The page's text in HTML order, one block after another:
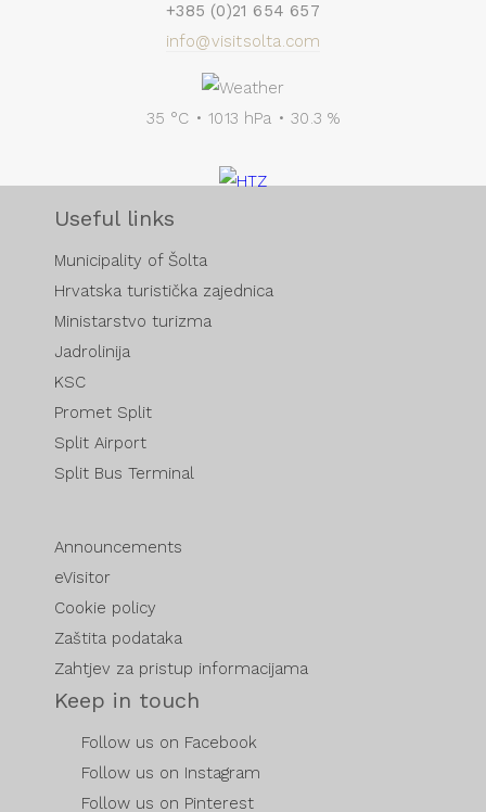
+385 (0)21 654 657
info@visitsolta.com
35 °C • 1013 hPa • 30.3 %
Useful links
Municipality of Šolta
Hrvatska turistička zajednica
Ministarstvo turizma
Jadrolinija
KSC
Promet Split
Split Airport
Split Bus Terminal
Announcements
eVisitor
Cookie policy
Zaštita podataka
Zahtjev za pristup informacijama
Keep in touch
Follow us on Facebook
Follow us on Instagram
Follow us on Pinterest